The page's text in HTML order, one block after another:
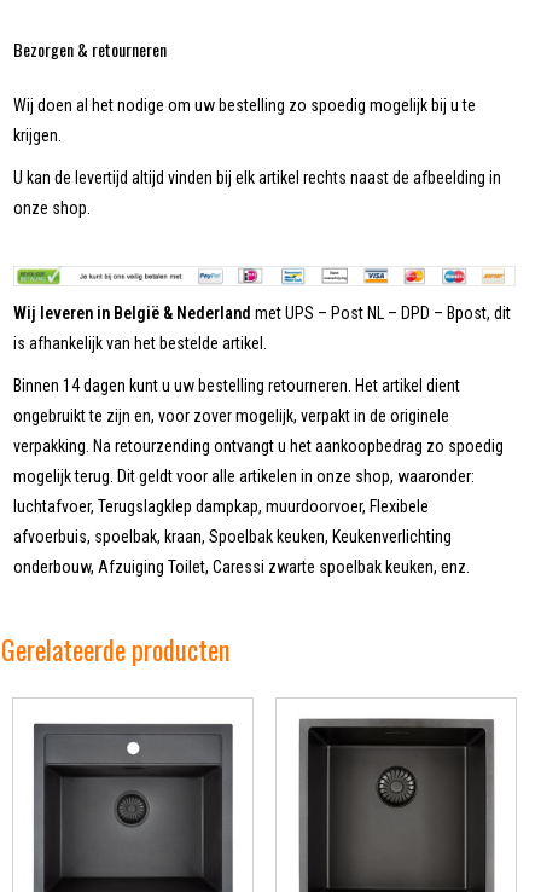
Bezorgen & retourneren
Wij doen al het nodige om uw bestelling zo spoedig mogelijk bij u te
krijgen.
U kan de levertijd altijd vinden bij elk artikel rechts naast de afbeelding in
onze shop.
Wij leveren in België & Nederland met UPS – Post NL – DPD – Bpost, dit
is afhankelijk van het bestelde artikel.
Binnen 14 dagen kunt u uw bestelling retourneren. Het artikel dient
ongebruikt te zijn en, voor zover mogelijk, verpakt in de originele
verpakking. Na retourzending ontvangt u het aankoopbedrag zo spoedig
mogelijk terug. Dit geldt voor alle artikelen in onze shop, waaronder:
luchtafvoer, Terugslagklep dampkap, muurdoorvoer, Flexibele
afvoerbuis, spoelbak, kraan, Spoelbak keuken, Keukenverlichting
onderbouw, Afzuiging Toilet, Caressi zwarte spoelbak keuken, enz.
Gerelateerde producten